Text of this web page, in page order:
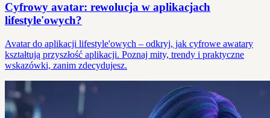
Cyfrowy avatar: rewolucja w aplikacjach
lifestyle'owych?
Avatar do aplikacji lifestyle'owych – odkryj, jak cyfrowe awatary
kształtują przyszłość aplikacji. Poznaj mity, trendy i praktyczne
wskazówki, zanim zdecydujesz.